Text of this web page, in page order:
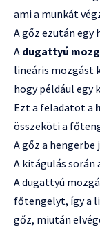
ami a munkát
A gőz ezután
A dugattyú
lineáris mozgást
hogy például egy
Ezt a feladatot a
összeköti a
A gőz a
A kitágulás során
A dugattyú
főtengelyt, így a
gőz, miután